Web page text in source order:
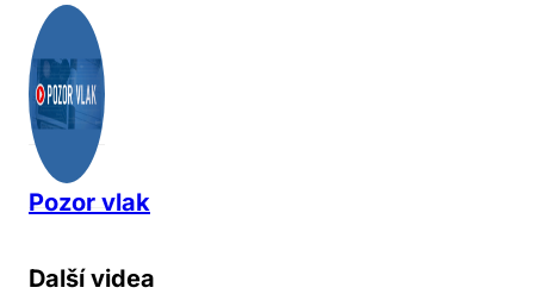
Pozor vlak
Další videa